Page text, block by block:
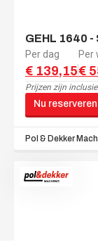
GEHL 1640 -
Per dag
€ 139,15
Per
€
Prijzen zijn
Nu reserveren
Pol & Dekker